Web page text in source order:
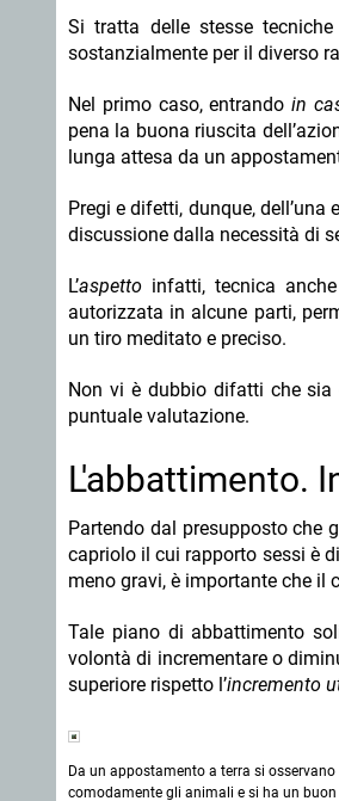
Si tratta delle stesse
sostanzialmente per il diverso
Nel primo caso, entrando in
pena la buona riuscita
lunga attesa da un
Pregi e difetti, dunque, dell’una
discussione dalla necessità di
L’aspetto infatti, tecnica
autorizzata in alcune parti,
un tiro meditato e preciso.
Non vi è dubbio difatti che
puntuale valutazione.
L'abbattimento.
Partendo dal presupposto che
capriolo il cui rapporto sessi è
meno gravi, è importante che
Tale piano di abbattimento
volontà di incrementare o
superiore rispetto l’incremento
Da un appostamento a terra si osservano
comodamente gli animali e si ha un buon